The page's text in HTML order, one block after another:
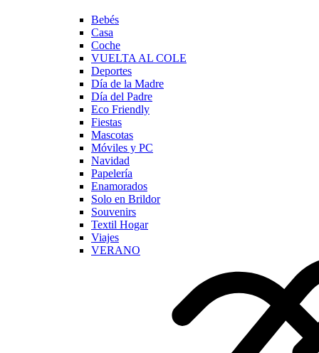
Bebés
Casa
Coche
VUELTA AL COLE
Deportes
Día de la Madre
Día del Padre
Eco Friendly
Fiestas
Mascotas
Móviles y PC
Navidad
Papelería
Enamorados
Solo en Brildor
Souvenirs
Textil Hogar
Viajes
VERANO